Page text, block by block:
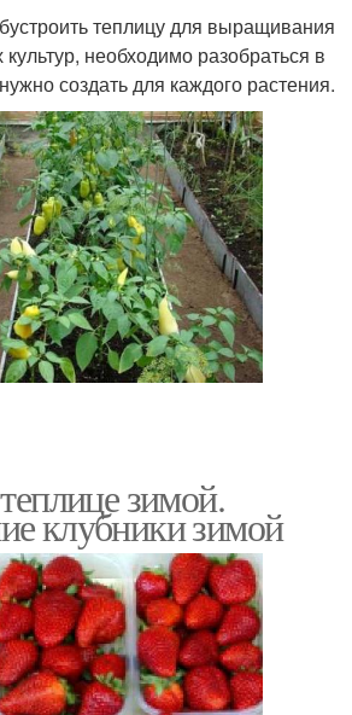
теплицу для выращивания
необходимо разобраться в
создать для каждого растения.
зимой.
клубники зимой